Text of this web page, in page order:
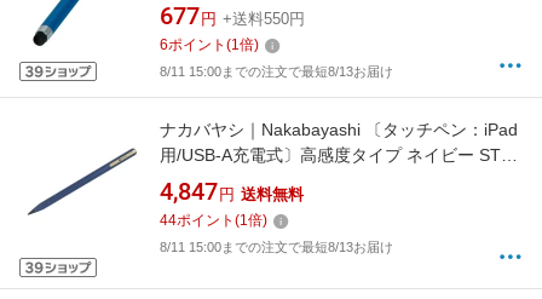
677 円 +送料550円
6ポイント (1倍)
8/11 15:00までの注文で最短8/13お届け
ナカバヤシ｜Nakabayashi 〔タッチペン：iPad
用/USB-A充電式〕高感度タイプ ネイビー STP-
A02/NV
4,847 円 送料無料
44ポイント (1倍)
8/11 15:00までの注文で最短8/13お届け